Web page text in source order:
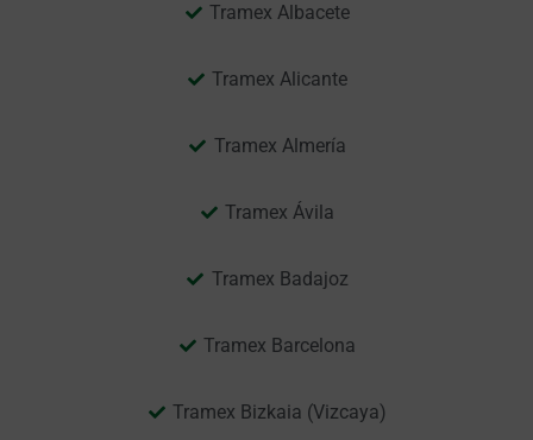
Tramex Albacete
Tramex Alicante
Tramex Almería
Tramex Ávila
Tramex Badajoz
Tramex Barcelona
Tramex Bizkaia (Vizcaya)